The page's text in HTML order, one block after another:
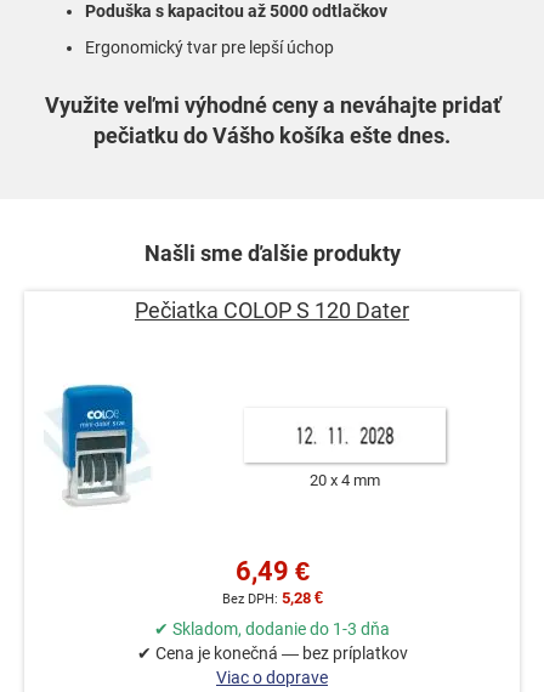
Poduška s kapacitou až 5000 odtlačkov
Ergonomický tvar pre lepší úchop
Využite veľmi výhodné ceny a neváhajte pridať
pečiatku do Vášho košíka ešte dnes.
Našli sme ďalšie produkty
Pečiatka COLOP S 120 Dater
20 x 4 mm
6,49 €
5,28 €
✔ Skladom, dodanie do 1-3 dňa
✔ Cena je konečná — bez príplatkov
Viac o doprave